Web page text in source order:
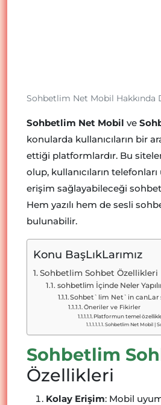
Sohbetlim Net Mobil Hakkında
Sohbetlim Net Mobil ve
konularda kullanıcıların bir
ettiği platformlardır. Bu
olup, kullanıcıların
erişim sağlayabileceği
Hem yazılı hem de sesli
bulunabilir.
Konu BaşLıkLarımız
Sohbetlim Sohbet Özellikleri
sohbetlim İçinde Neler
Sohbet`lim Net`in canLar
Öneriler ve Fikirler
Platformun temel
Sohbetlim Net Mobil |
Sohbetlim
Özellikleri
Kolay Erişim: Mobil